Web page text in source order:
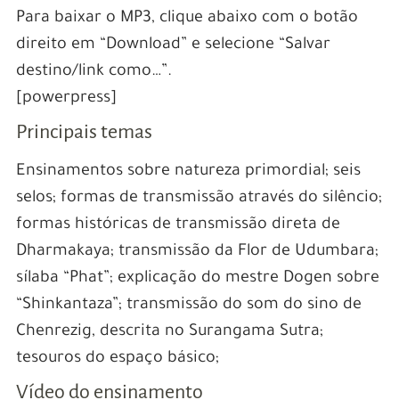
Para baixar o MP3, clique abaixo com o botão
direito em “Download” e selecione “Salvar
destino/link como…”.
[powerpress]
Principais temas
Ensinamentos sobre natureza primordial; seis
selos; formas de transmissão através do silêncio;
formas históricas de transmissão direta de
Dharmakaya; transmissão da Flor de Udumbara;
sílaba “Phat”; explicação do mestre Dogen sobre
“Shinkantaza”; transmissão do som do sino de
Chenrezig, descrita no Surangama Sutra;
tesouros do espaço básico;
Vídeo do ensinamento